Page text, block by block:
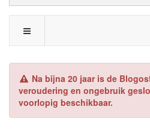
Na bijna 20 jaar is de
veroudering en ongebruik
voorlopig beschikbaar.